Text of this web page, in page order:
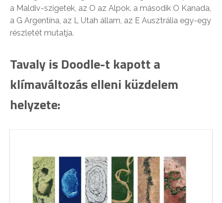
a Maldiv-szigetek, az O az Alpok, a második O Kanada,
a G Argentína, az L Utah állam, az E Ausztrália egy-egy
részletét mutatja.
Tavaly is Doodle-t kapott a
klímaváltozás elleni küzdelem
helyzete: